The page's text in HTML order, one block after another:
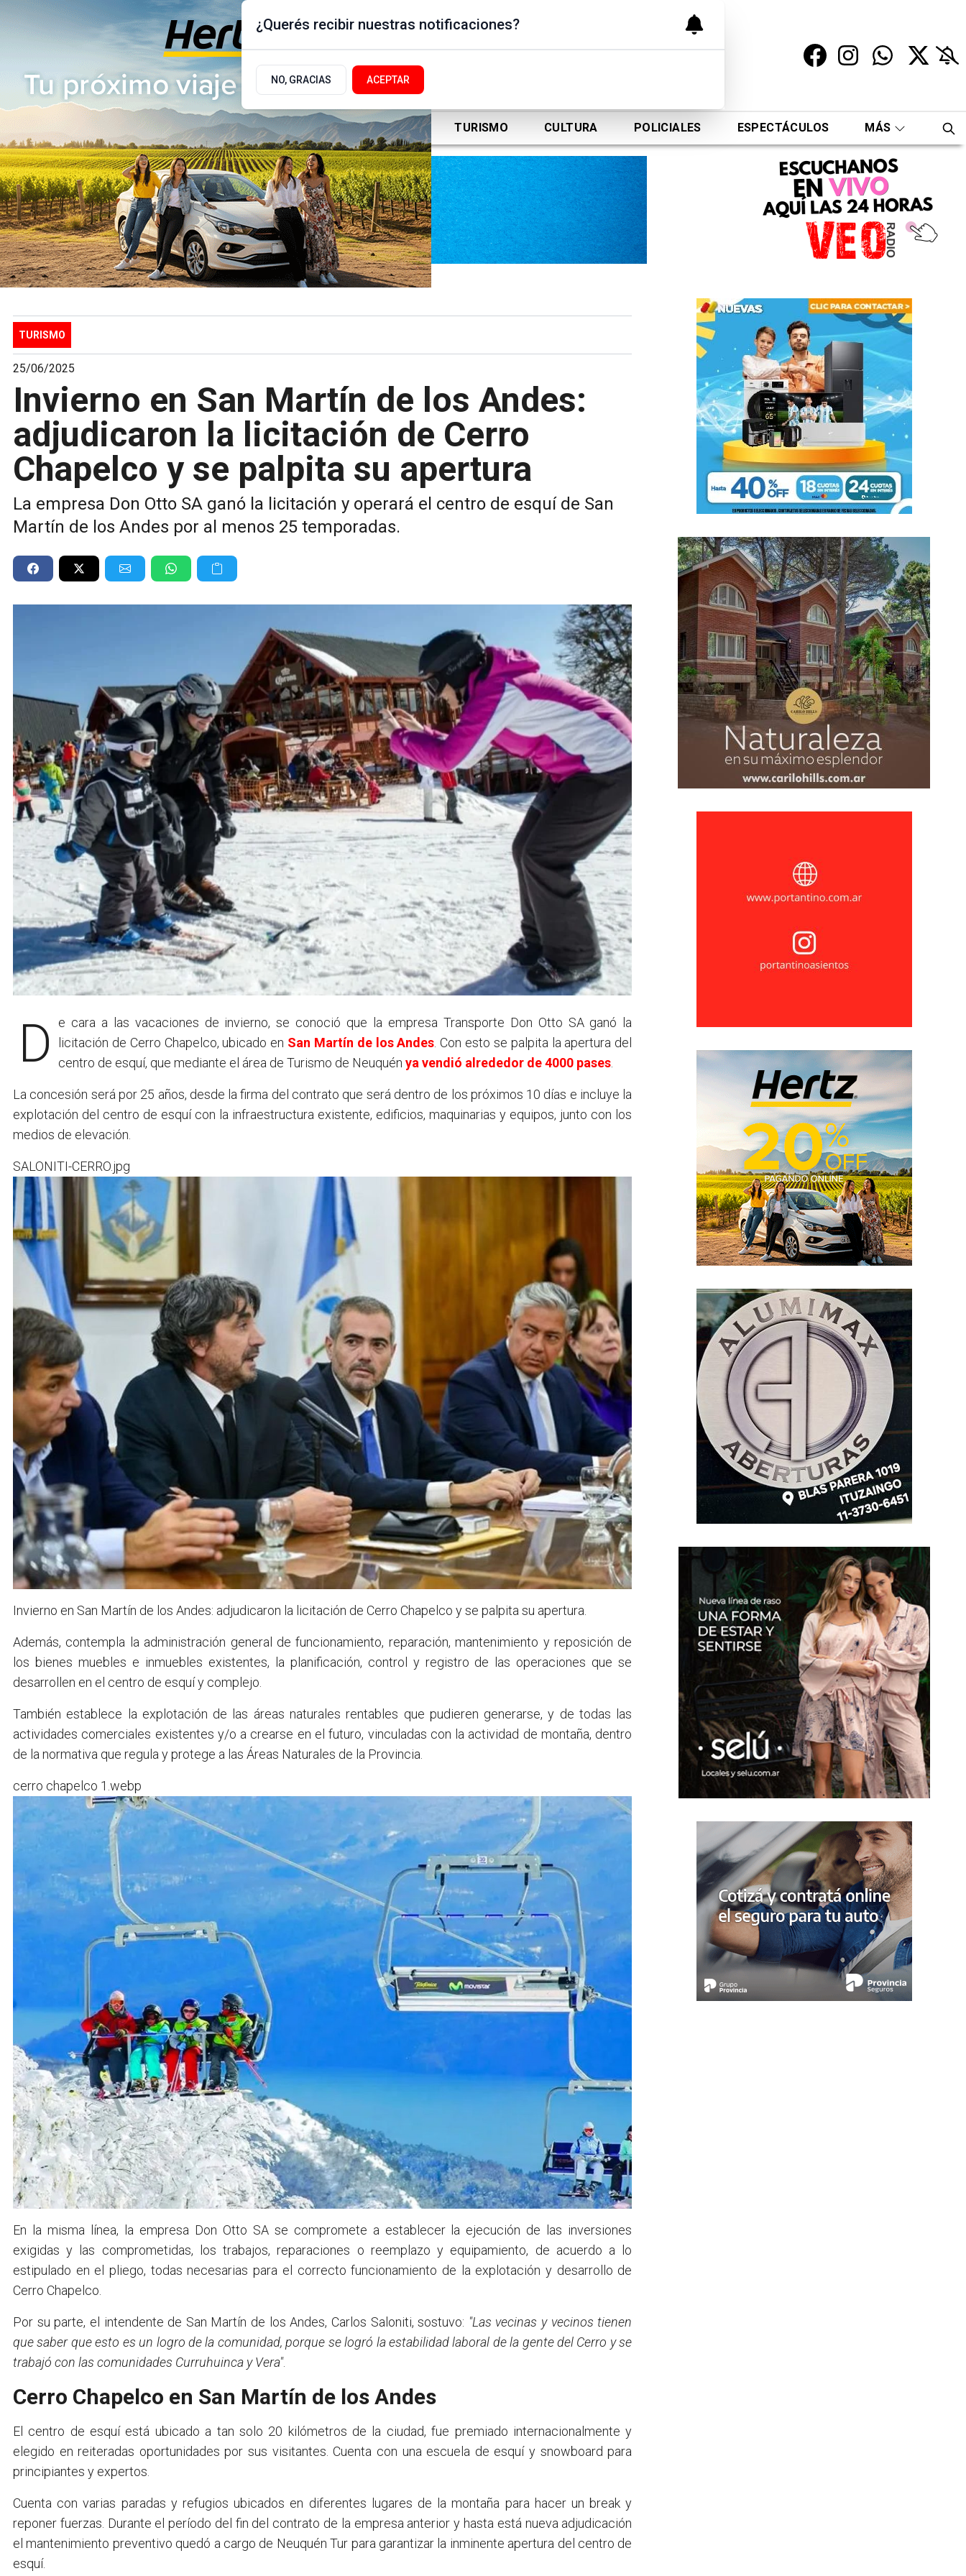
Jueves 6 de Agosto
de 2026
17.9ºc | Buenos Aires, AR
ACTUALIDAD POLÍTICA DEPORTES TURISMO CULTURA POLICIALES ESPECTÁCULOS MÁS
TURISMO
25/06/2025
Invierno en San Martín de los Andes:
adjudicaron la licitación de Cerro
Chapelco y se palpita su apertura
La empresa Don Otto SA ganó la licitación y operará el centro de esquí de San
Martín de los Andes por al menos 25 temporadas.
De cara a las vacaciones de invierno, se conoció que la empresa Transporte Don Otto SA ganó la licitación de Cerro Chapelco, ubicado en San Martín de los Andes . Con esto se palpita la apertura del
centro de esquí, que mediante el área de Turismo de Neuquén ya vendió alrededor de 4000 pases
La concesión será por 25 años, desde la firma del contrato que será dentro de los próximos 10 días e incluye la
explotación del centro de esquí con la infraestructura existente, edificios, maquinarias y equipos, junto con los
medios de elevación.
SALONITI-CERRO.jpg
Invierno en San Martín de los Andes: adjudicaron la licitación de Cerro Chapelco y se palpita su apertura.
Además, contempla la administración general de funcionamiento, reparación, mantenimiento y reposición de
los bienes muebles e inmuebles existentes, la planificación, control y registro de las operaciones que se
desarrollen en el centro de esquí y complejo.
También establece la explotación de las áreas naturales rentables que pudieren generarse, y de todas las
actividades comerciales existentes y/o a crearse en el futuro, vinculadas con la actividad de montaña, dentro
de la normativa que regula y protege a las Áreas Naturales de la Provincia.
cerro chapelco 1.webp
En la misma línea, la empresa Don Otto SA se compromete a establecer la ejecución de las inversiones
exigidas y las comprometidas, los trabajos, reparaciones o reemplazo y equipamiento, de acuerdo a lo
estipulado en el pliego, todas necesarias para el correcto funcionamiento de la explotación y desarrollo de
Cerro Chapelco.
Por su parte, el intendente de San Martín de los Andes, Carlos Saloniti, sostuvo: "Las vecinas y vecinos tienen
que saber que esto es un logro de la comunidad, porque se logró la estabilidad laboral de la gente del Cerro y se
trabajó con las comunidades Curruhuinca y Vera".
Cerro Chapelco en San Martín de los Andes
El centro de esquí está ubicado a tan solo 20 kilómetros de la ciudad, fue premiado internacionalmente y
elegido en reiteradas oportunidades por sus visitantes. Cuenta con una escuela de esquí y snowboard para
principiantes y expertos.
Cuenta con varias paradas y refugios ubicados en diferentes lugares de la montaña para hacer un break y
reponer fuerzas. Durante el período del fin del contrato de la empresa anterior y hasta está nueva adjudicación
el mantenimiento preventivo quedó a cargo de Neuquén Tur para garantizar la inminente apertura del centro de
esquí.
¿Querés recibir nuestras notificaciones?
NO, GRACIAS ACEPTAR